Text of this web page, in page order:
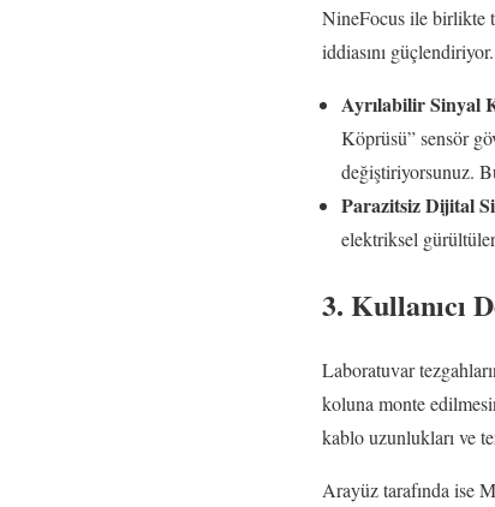
NineFocus ile birlikte
iddiasını güçlendiriyor.
Ayrılabilir Sinyal
Köprüsü” sensör
değiştiriyorsunuz.
Parazitsiz Dijital
elektriksel
3. Kullanıcı
Laboratuvar
koluna monte
kablo uzunlukları ve
Arayüz tarafında ise